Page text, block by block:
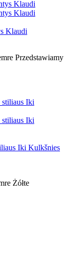
Klaudi
Przedstawiamy
Iki Kulkšnies
Żółte